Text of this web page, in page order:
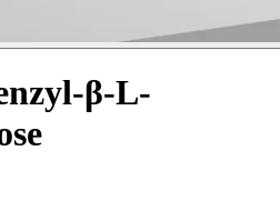
β-L-